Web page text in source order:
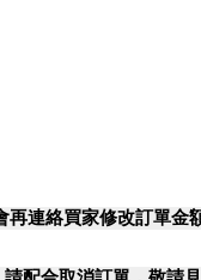
連絡買家修改訂單金